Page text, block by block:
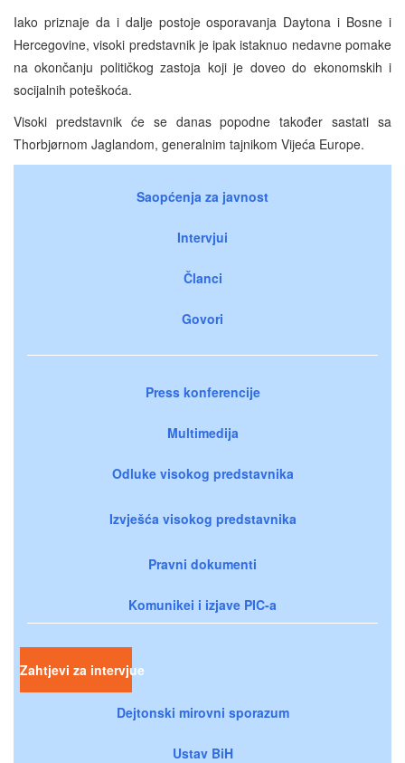
Iako priznaje da i dalje postoje osporavanja Daytona i Bosne i
Hercegovine, visoki predstavnik je ipak istaknuo nedavne pomake
na okončanju političkog zastoja koji je doveo do ekonomskih i
socijalnih poteškoća.
Visoki predstavnik će se danas popodne također sastati sa
Thorbjørnom Jaglandom, generalnim tajnikom Vijeća Europe.
Saopćenja za javnost
Intervjui
Članci
Govori
Press konferencije
Multimedija
Odluke visokog predstavnika
Izvješća visokog predstavnika
Pravni dokumenti
Komunikei i izjave PIC-a
Zahtjevi za intervjue
Dejtonski mirovni sporazum
Ustav BiH